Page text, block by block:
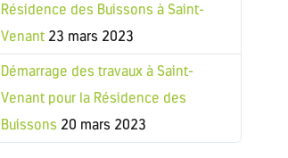
Résidence des Buissons à Saint-
Venant 23 mars 2023
Démarrage des travaux à Saint-
Venant pour la Résidence des
Buissons 20 mars 2023